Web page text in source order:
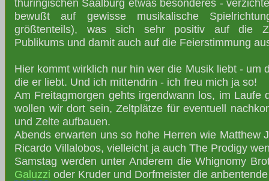
thüringischen Saalburg etwas besonderes -
bewußt auf gewisse musikalische
größtenteils), was sich sehr positiv auf die
Publikums und damit auch auf die Feierstimmung
Hier kommt wirklich nur hin wer die Musik liebt - um
die er liebt. Und ich mittendrin - ich freu mich ja so!
Am Freitagmorgen gehts irgendwann los, im Laufe
wollen wir dort sein, Zeltplätze für eventuell
und Zelte aufbauen.
Abends erwarten uns so hohe Herren wie Matthew
Ricardo Villalobos, vielleicht ja auch The Prodigy
Samstag werden unter Anderem die Whignomy
Galuzzi oder Kruder und Dorfmeister die